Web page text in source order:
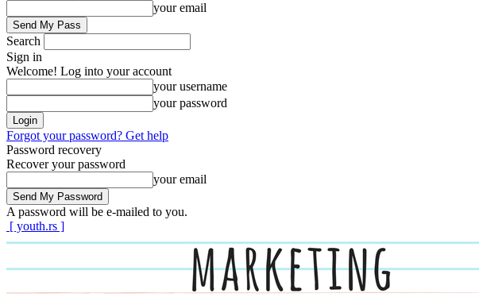
your email
Search
Sign in
Welcome! Log into your account
your username
your password
Forgot your password? Get help
Password recovery
Recover your password
your email
A password will be e-mailed to you.
[ youth.rs ]